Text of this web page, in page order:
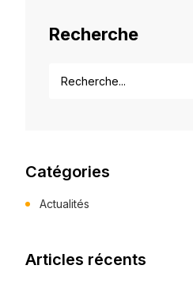
Recherche
Catégories
Actualités
Articles récents